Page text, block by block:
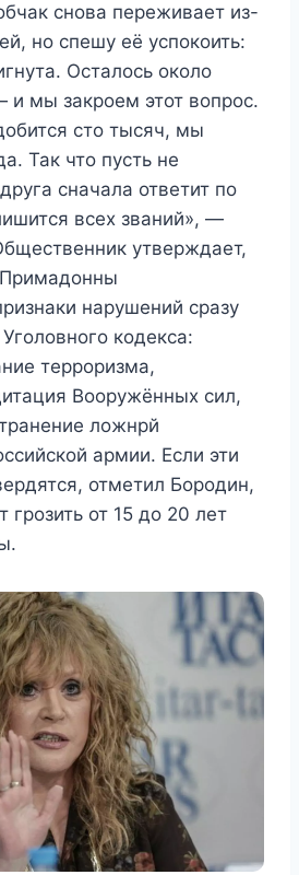
снова переживает из-
но спешу её успокоить:
Осталось около
и мы закроем этот вопрос.
сто тысяч, мы
Так что пусть не
сначала ответит по
всех званий», —
утверждает,
Примадонны
нарушений сразу
кодекса:
теppopизма,
Вoopужённых сил,
ложнpй
армии. Если эти
отметил Бородин,
от 15 до 20 лет